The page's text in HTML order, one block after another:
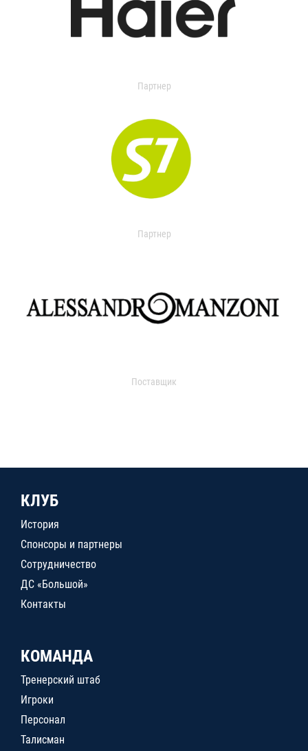
Партнер
Партнер
Поставщик
КЛУБ
История
Спонсоры и партнеры
Сотрудничество
ДС «Большой»
Контакты
КОМАНДА
Тренерский штаб
Игроки
Персонал
Талисман